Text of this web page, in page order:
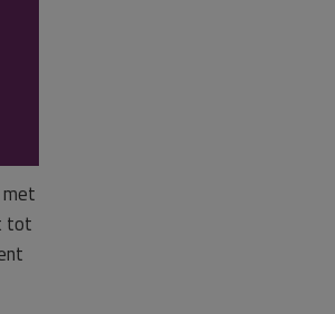
tot